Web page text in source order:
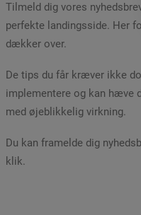
Tilmeld dig vores
perfekte landingsside. Her
dækker over.
De tips du får kræver ikke
implementere og kan hæve
med øjeblikkelig virkning.
Du kan framelde dig
klik.